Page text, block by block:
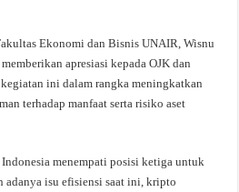
Ekonomi dan Bisnis UNAIR, Wisnu
apresiasi kepada OJK dan
kegiatan ini dalam rangka meningkatkan
terhadap manfaat serta risiko aset
menempati posisi ketiga untuk
adanya isu efisiensi saat ini, kripto